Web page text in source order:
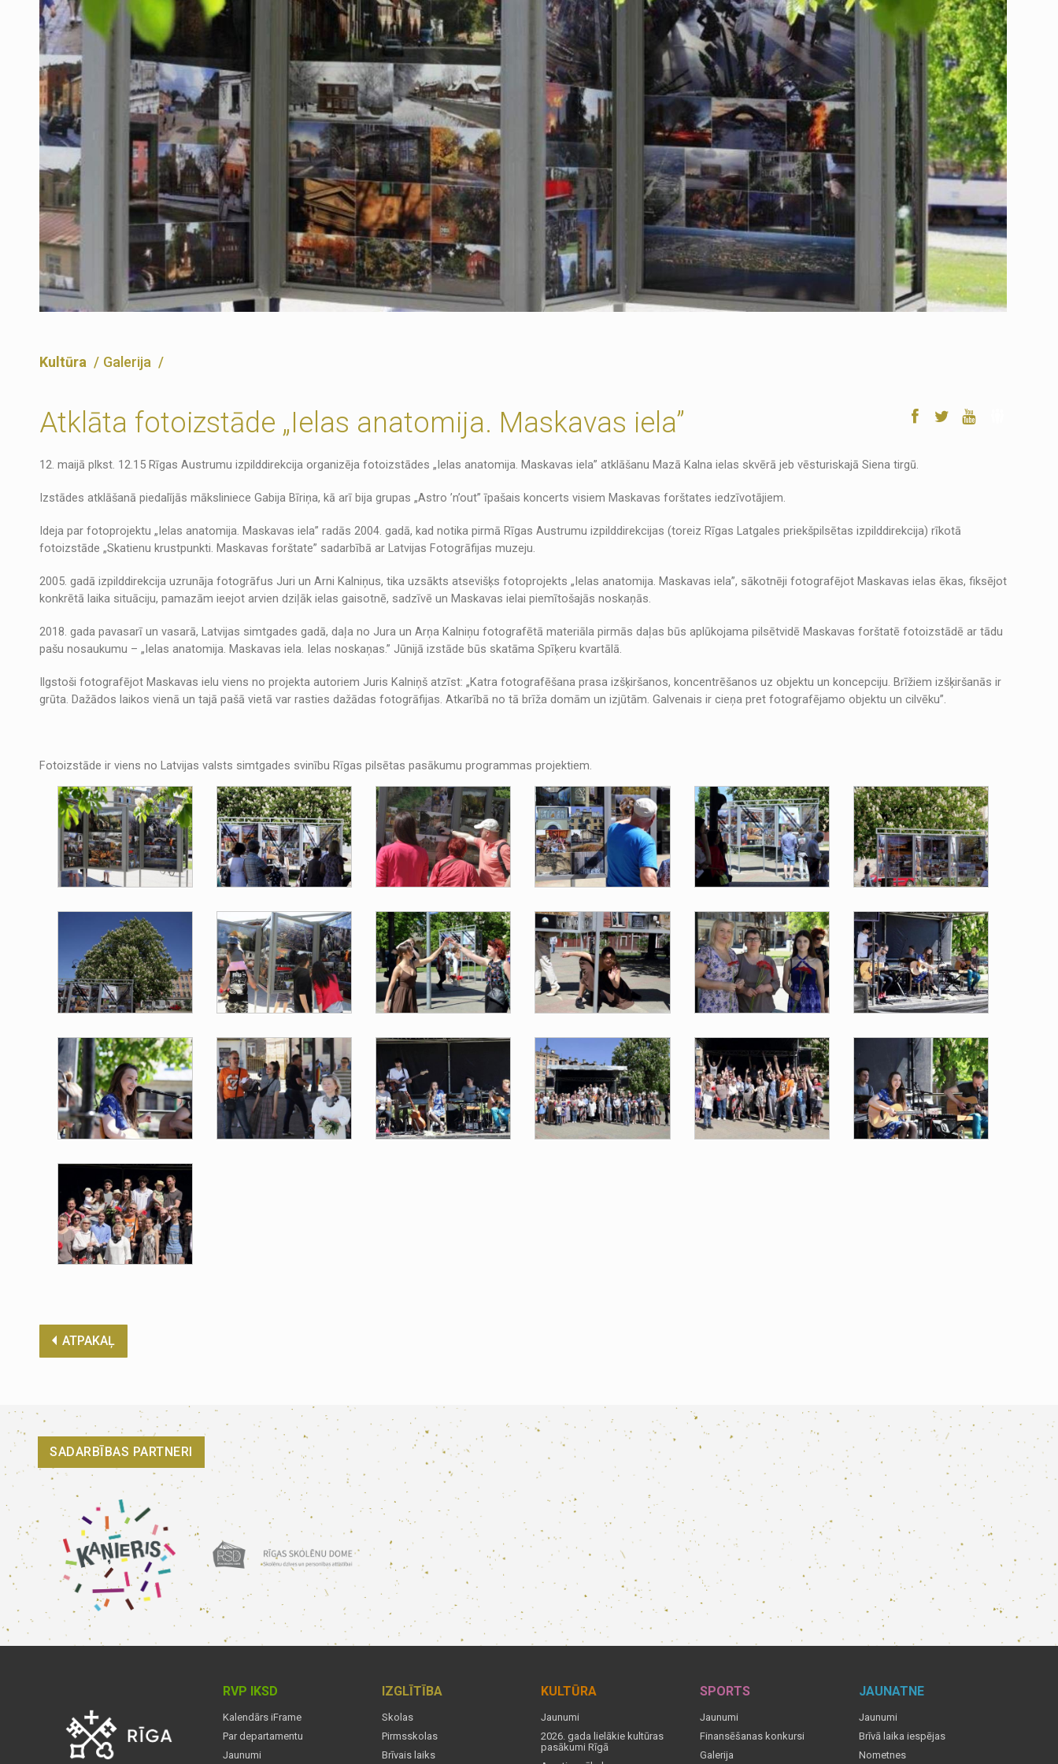
Kultūra Galerija
Atklāta fotoizstāde „Ielas anatomija. Maskavas iela”
12. maijā plkst. 12.15 Rīgas Austrumu izpilddirekcija organizēja fotoizstādes „Ielas anatomija. Maskavas iela” atklāšanu Mazā Kalna ielas skvērā jeb vēsturiskajā Siena tirgū.
Izstādes atklāšanā piedalījās māksliniece Gabija Bīriņa, kā arī bija grupas „Astro ’n’out” īpašais koncerts visiem Maskavas forštates iedzīvotājiem.
Ideja par fotoprojektu „Ielas anatomija. Maskavas iela” radās 2004. gadā, kad notika pirmā Rīgas Austrumu izpilddirekcijas (toreiz Rīgas Latgales priekšpilsētas izpilddirekcija) rīkotā
fotoizstāde „Skatienu krustpunkti. Maskavas forštate” sadarbībā ar Latvijas Fotogrāfijas muzeju.
2005. gadā izpilddirekcija uzrunāja fotogrāfus Juri un Arni Kalniņus, tika uzsākts atsevišķs fotoprojekts „Ielas anatomija. Maskavas iela”, sākotnēji fotografējot Maskavas ielas ēkas, fiksējot
konkrētā laika situāciju, pamazām ieejot arvien dziļāk ielas gaisotnē, sadzīvē un Maskavas ielai piemītošajās noskaņās.
2018. gada pavasarī un vasarā, Latvijas simtgades gadā, daļa no Jura un Arņa Kalniņu fotografētā materiāla pirmās daļas būs aplūkojama pilsētvidē Maskavas forštatē fotoizstādē ar tādu
pašu nosaukumu – „Ielas anatomija. Maskavas iela. Ielas noskaņas.” Jūnijā izstāde būs skatāma Spīķeru kvartālā.
Ilgstoši fotografējot Maskavas ielu viens no projekta autoriem Juris Kalniņš atzīst: „Katra fotografēšana prasa izšķiršanos, koncentrēšanos uz objektu un koncepciju. Brīžiem izšķiršanās ir
grūta. Dažādos laikos vienā un tajā pašā vietā var rasties dažādas fotogrāfijas. Atkarībā no tā brīža domām un izjūtām. Galvenais ir cieņa pret fotografējamo objektu un cilvēku”.
Fotoizstāde ir viens no Latvijas valsts simtgades svinību Rīgas pilsētas pasākumu programmas projektiem.
ATPAKAĻ
SADARBĪBAS PARTNERI
RVP IKSD
Kalendārs iFrame
Par departamentu
Jaunumi
IZGLĪTĪBA
Skolas
Pirmsskolas
Brīvais laiks
KULTŪRA
Jaunumi
2026. gada lielākie kultūras
pasākumi Rīgā
SPORTS
Jaunumi
Finansēšanas konkursi
Galerija
JAUNATNE
Jaunumi
Brīvā laika iespējas
Nometnes